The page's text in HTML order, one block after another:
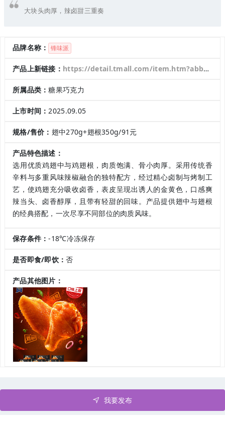
大块头肉厚，辣卤甜三重奏
品牌名称： 锋味派
产品上新链接： https://detail.tmall.com/item.htm?abbucket=1&id=743518269807&mi_id=0000MV6Vp7aOVE7k0_7GYOWLgE8xK5iIs5BqwtxBiLw8y70&ns=1&priceTId=2147886117575656243388295e1171&skuId=5924077976464&spm=a21n57.1.hoverItem.2&utparam=%7B%22aplus_abtest%22%3A%229d4f8a9e156df263567c6a6ca7113500%22%7D&xxc=taobaoSearch
所属品类：糖果巧克力
上市时间：2025.09.05
规格/售价： 翅中270g+翅根350g/91元
产品特色描述：
选用优质鸡翅中与鸡翅根，肉质饱满、骨小肉厚。采用传统香
辛料与多重风味辣椒融合的独特配方，经过精心卤制与烤制工
艺，使鸡翅充分吸收卤香，表皮呈现出诱人的金黄色，口感爽
辣当头、卤香醇厚，且带有轻甜的回味。产品提供翅中与翅根
的经典搭配，一次尽享不同部位的肉质风味。
保存条件：-18℃冷冻保存
是否即食/即饮：否
产品其他图片：
我要发布